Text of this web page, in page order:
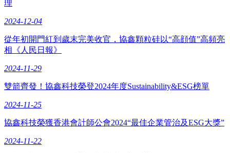
理
2024-12-04
從年初開門紅到歲末完美收官，協鑫顆粒硅以“高顔值”高頻亮
相《人民日報》
2024-11-29
雙箭齊發！協鑫科技榮登2024年度Sustainability&ESG榜單
2024-11-25
協鑫科技榮獲香港會計師公會2024“最佳企業管治及ESG大獎”
2024-11-22